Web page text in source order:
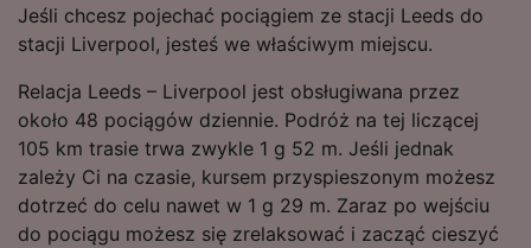
Jeśli chcesz pojechać pociągiem ze stacji Leeds do
stacji Liverpool, jesteś we właściwym miejscu.
Relacja Leeds – Liverpool jest obsługiwana przez
około 48 pociągów dziennie. Podróż na tej liczącej
105 km trasie trwa zwykle 1 g 52 m. Jeśli jednak
zależy Ci na czasie, kursem przyspieszonym możesz
dotrzeć do celu nawet w 1 g 29 m. Zaraz po wejściu
do pociągu możesz się zrelaksować i zacząć cieszyć